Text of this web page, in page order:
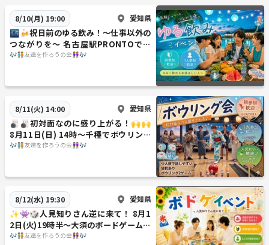
8/10(月) 19:00 愛知県
🌃🍻祝日前のゆる飲み！〜仕事以外の
つながりを〜 名古屋駅PRONTOで乾
杯しようの会🍻🌃
🎶🧑‍🤝‍🧑友達を作ろうの会👭🎶
8/11(火) 14:00 愛知県
🎳🎳初対面なのに盛り上がる！🙌🙌
8月11日(日) 14時〜千種でボウリング
をやろうの会🎳🎳
🎶🧑‍🤝‍🧑友達を作ろうの会👭🎶
8/12(水) 19:30 愛知県
✨️👾🎲人見知りさん逆に来て！ 8月1
2日(火)19時半〜大須のボードゲームカ
フェに行こうの会👾✨️🎲
🎶🧑‍🤝‍🧑友達を作ろうの会👭🎶